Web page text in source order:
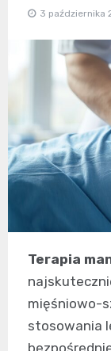
3 października
Terapia
mięśniowo-
stosowania